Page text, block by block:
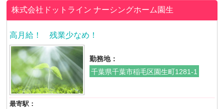
株式会社ドットラインナーシングホーム園生
高月給！ 残業少なめ！
勤務地：
千葉県千葉市稲毛区園生町1281-1
最寄駅：